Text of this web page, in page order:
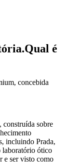
Qual é
concebida
construída sobre
incluindo Prada,
laboratório ótico
e ser visto como